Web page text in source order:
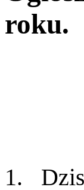
roku.
1.